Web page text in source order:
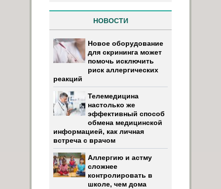
НОВОСТИ
Новое оборудование
для скрининга может
помочь исключить
риск аллергических
реакций
Телемедицина
настолько же
эффективный способ
обмена медицинской
информацией, как личная
встреча с врачом
Аллергию и астму
сложнее
контролировать в
школе, чем дома